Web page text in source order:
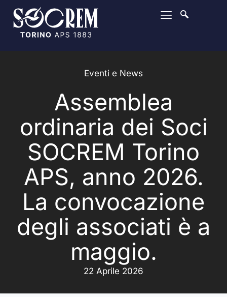
Eventi e News
Assemblea
ordinaria dei Soci
SOCREM Torino
APS, anno 2026.
La convocazione
degli associati è a
maggio.
22 Aprile 2026